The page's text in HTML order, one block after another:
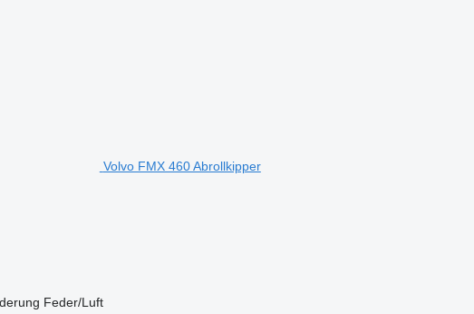
Volvo FMX 460 Abrollkipper
Feder/Luft